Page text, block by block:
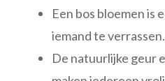
Een bos bloemen is
iemand te verrassen.
De natuurlijke geur